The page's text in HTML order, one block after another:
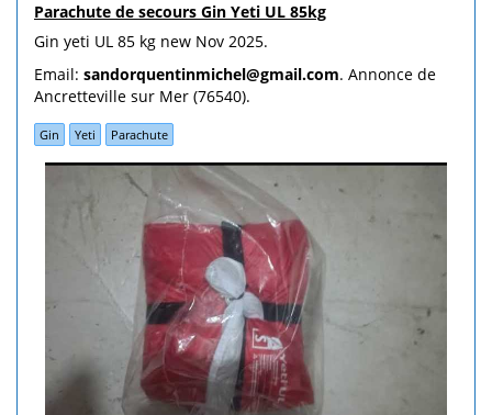
Parachute de secours Gin Yeti UL 85kg
Gin yeti UL 85 kg new Nov 2025.
Email: sandorquentinmichel@gmail.com. Annonce de
Ancretteville sur Mer (76540).
Gin Yeti Parachute